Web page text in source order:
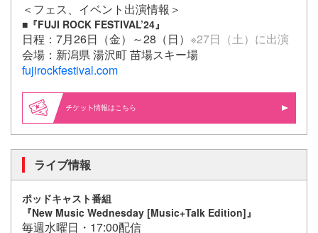
＜フェス、イベント出演情報＞
■『FUJI ROCK FESTIVAL’24』
日程：7月26日（金）～28（日） ※27日（土）に出演
会場：新潟県 湯沢町 苗場スキー場
fujirockfestival.com
情報はこちら
ライブ情報
ポッドキャスト番組
『New Music Wednesday [Music+Talk Edition]』
毎週水曜日・17:00配信